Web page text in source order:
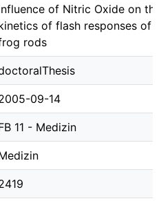
of Nitric Oxide on
of flash responses of
rods
09-14
11 - Medizin